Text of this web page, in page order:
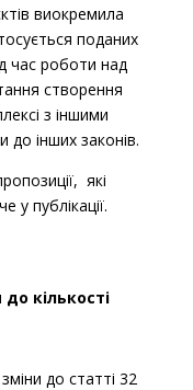
виокремила
поданих
час роботи над
створення
з іншими
інших законів.
які
у публікації.
кількості
до статті 32